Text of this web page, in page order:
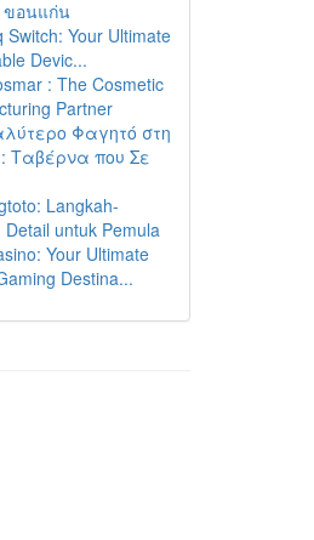
อนแก่น
Switch: Your Ultimate
Devic...
: The Cosmetic
Partner
Φαγητό στη
Ταβέρνα που Σε
Langkah-
Detail untuk Pemula
Your Ultimate
Destina...